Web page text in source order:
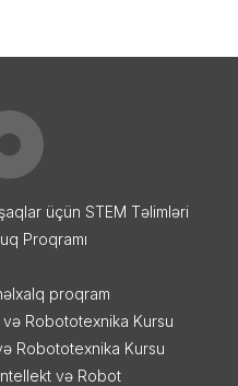
üçün STEM Təlimləri
Proqramı
proqram
Robototexnika Kursu
Robototexnika Kursu
və Robot